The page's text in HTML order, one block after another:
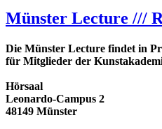
Münster Lecture ///
Die Münster Lecture findet in
für Mitglieder der
Hörsaal
Leonardo-Campus 2
48149 Münster